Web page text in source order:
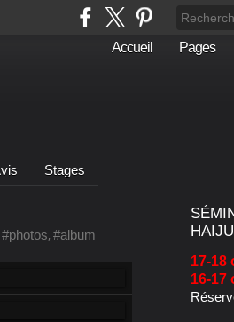
Accueil Pages
Stages
#photos, #album
17-18
16-17